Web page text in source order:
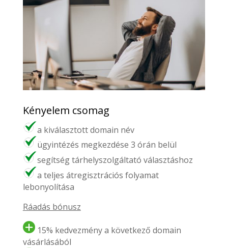
Kényelem csomag
a kiválasztott domain név
ügyintézés megkezdése 3 órán belül
segítség tárhelyszolgáltató választáshoz
a teljes átregisztrációs folyamat
lebonyolítása
Ráadás bónusz
15% kedvezmény a következő domain
vásárlásából